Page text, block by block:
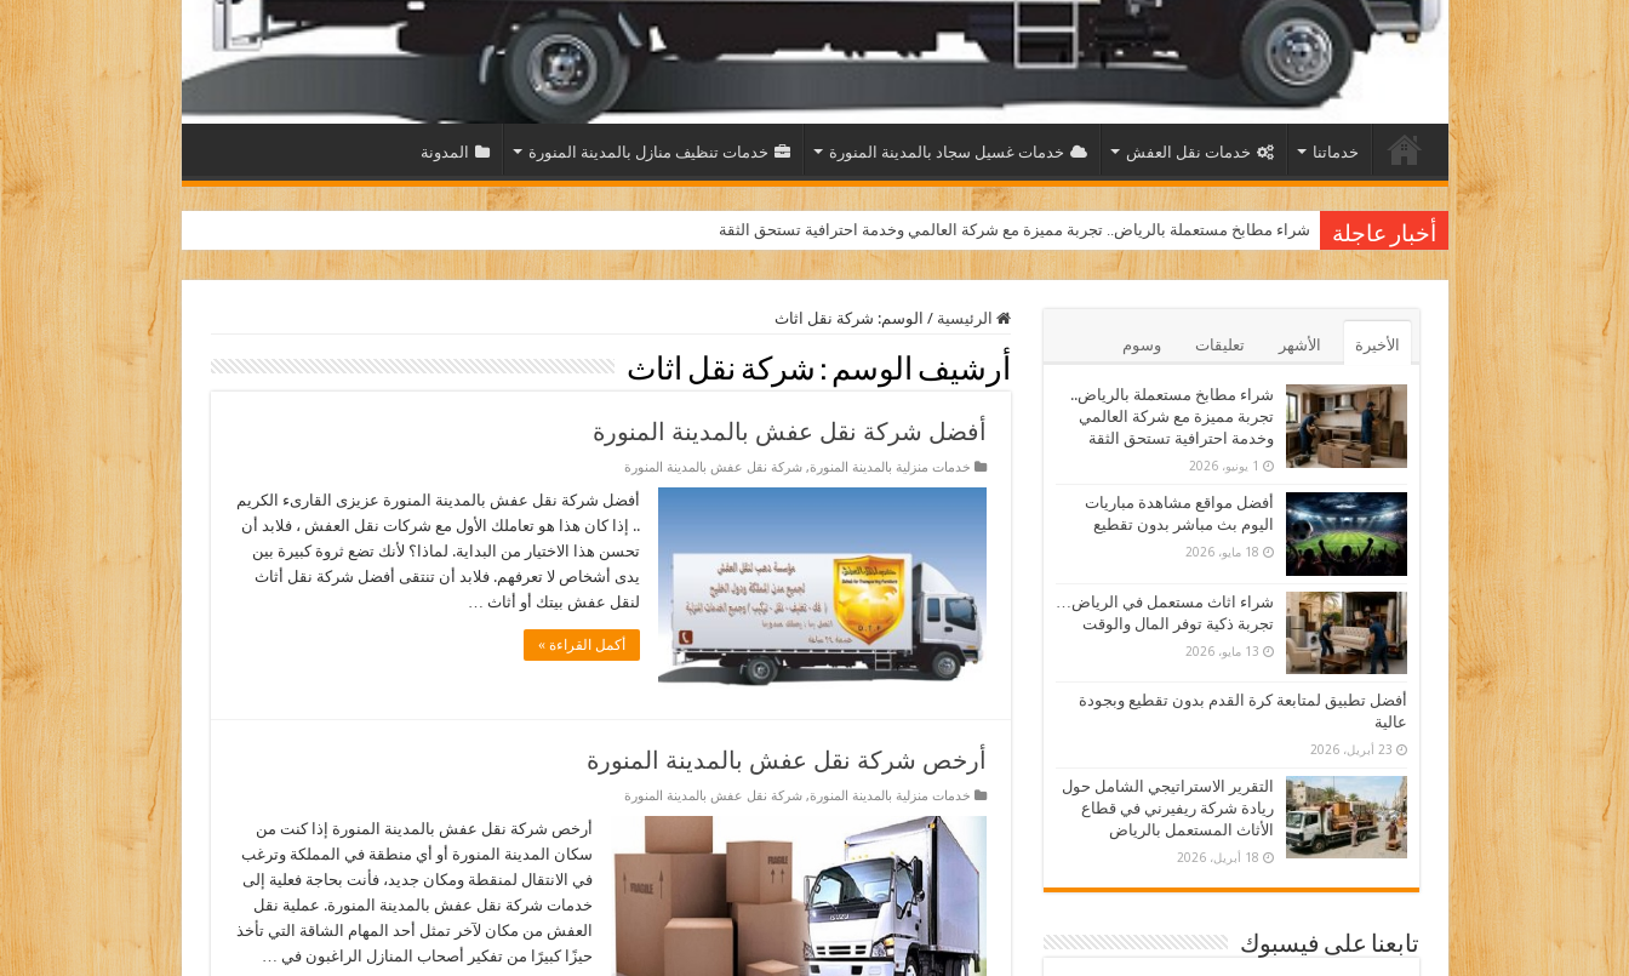
خدماتنا خدمات نقل العفش خدمات غسيل سجاد بالمدينة المنورة خدمات تنظيف منازل بالمدينة المنورة المدونة
أخبار عاجلة شراء مطابخ مستعملة بالرياض.. تجربة مميزة مع شركة العالمي وخدمة احترافية تستحق الثقة
الرئيسية / الوسم: شركة نقل اثاث
أرشيف الوسم : شركة نقل اثاث
أفضل شركة نقل عفش بالمدينة المنورة
خدمات منزلية بالمدينة المنورة,شركة نقل عفش بالمدينة المنورة
أفضل شركة نقل عفش بالمدينة المنورة عزيزى القارىء الكريم
.. إذا كان هذا هو تعاملك الأول مع شركات نقل العفش ، فلابد أن
تحسن هذا الاختيار من البداية. لماذا؟ لأنك تضع ثروة كبيرة بين
يدى أشخاص لا تعرفهم. فلابد أن تنتقى أفضل شركة نقل أثاث
لنقل عفش بيتك أو أثاث …
أكمل القراءة »
أرخص شركة نقل عفش بالمدينة المنورة
خدمات منزلية بالمدينة المنورة,شركة نقل عفش بالمدينة المنورة
أرخص شركة نقل عفش بالمدينة المنورة إذا كنت من
سكان المدينة المنورة أو أي منطقة في المملكة وترغب
في الانتقال لمنقطة ومكان جديد، فأنت بحاجة فعلية إلى
خدمات شركة نقل عفش بالمدينة المنورة. عملية نقل
العفش من مكان لآخر تمثل أحد المهام الشاقة التي تأخذ
حيزًا كبيرًا من تفكير أصحاب المنازل الراغبون في …
الأخيرة الأشهر تعليقات وسوم
شراء مطابخ مستعملة بالرياض..
تجربة مميزة مع شركة العالمي
وخدمة احترافية تستحق الثقة
1 يونيو، 2026
أفضل مواقع مشاهدة مباريات
اليوم بث مباشر بدون تقطيع
18 مايو، 2026
شراء اثاث مستعمل في الرياض…
تجربة ذكية توفر المال والوقت
13 مايو، 2026
أفضل تطبيق لمتابعة كرة القدم بدون تقطيع وبجودة
عالية
23 أبريل، 2026
التقرير الاستراتيجي الشامل حول
ريادة شركة ريفيرني في قطاع
الأثاث المستعمل بالرياض
18 أبريل، 2026
تابعنا على فيسبوك